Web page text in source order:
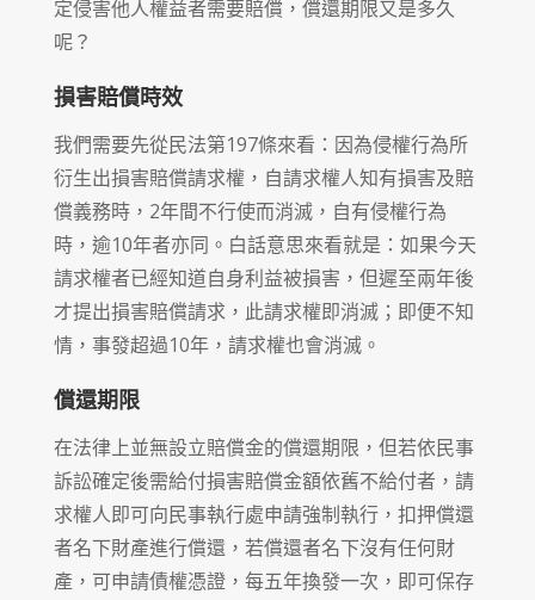
定侵害他人權益者需要賠償，償還期限又是多久
呢？
損害賠償時效
我們需要先從民法第197條來看：因為侵權行為所
衍生出損害賠償請求權，自請求權人知有損害及賠
償義務時，2年間不行使而消滅，自有侵權行為
時，逾10年者亦同。白話意思來看就是：如果今天
請求權者已經知道自身利益被損害，但遲至兩年後
才提出損害賠償請求，此請求權即消滅；即便不知
情，事發超過10年，請求權也會消滅。
償還期限
在法律上並無設立賠償金的償還期限，但若依民事
訴訟確定後需給付損害賠償金額依舊不給付者，請
求權人即可向民事執行處申請強制執行，扣押償還
者名下財產進行償還，若償還者名下沒有任何財
產，可申請債權憑證，每五年換發一次，即可保存